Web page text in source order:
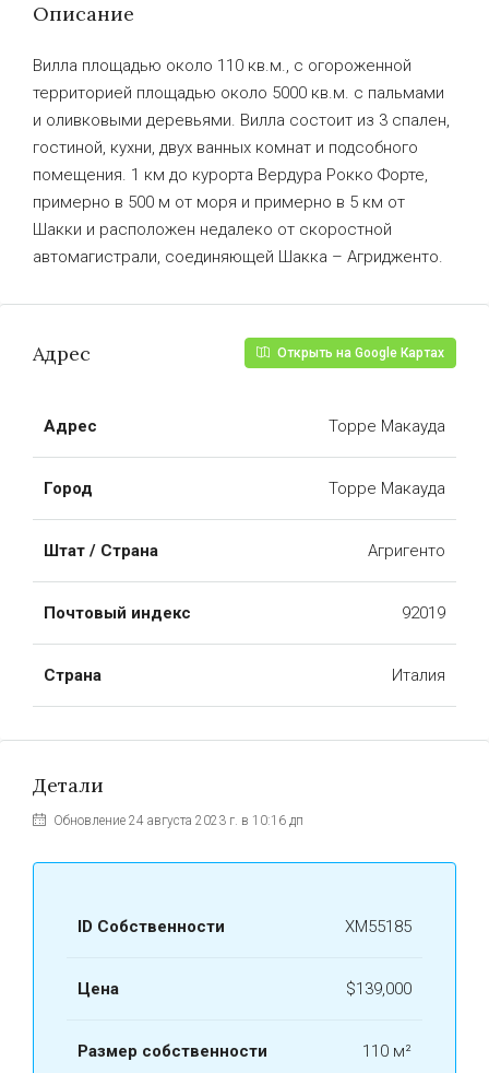
Описание
Вилла площадью около 110 кв.м., с огороженной
территорией площадью около 5000 кв.м. с пальмами
и оливковыми деревьями. Вилла состоит из 3 спален,
гостиной, кухни, двух ванных комнат и подсобного
помещения. 1 км до курорта Вердура Рокко Форте,
примерно в 500 м от моря и примерно в 5 км от
Шакки и расположен недалеко от скоростной
автомагистрали, соединяющей Шакка – Агридженто.
Адрес Открыть на Google Картах
Адрес Торре Макауда
Город Торре Макауда
Штат / Страна Агригенто
Почтовый индекс 92019
Страна Италия
Детали
Обновление 24 августа 2023 г. в 10:16 дп
ID Собственности ХМ55185
Цена $139,000
Размер собственности 110 м²